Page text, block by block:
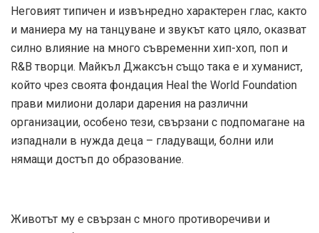
Неговият типичен и извънредно характерен глас, както
и маниера му на танцуване и звукът като цяло, оказват
силно влияние на много съвременни хип-хоп, поп и
R&B творци. Майкъл Джаксън също така е и хуманист,
който чрез своята фондация Heal the World Foundation
прави милиони долари дарения на различни
организации, особено тези, свързани с подпомагане на
изпаднали в нужда деца – гладуващи, болни или
нямащи достъп до образование.
Животът му е свързан с много противоречиви и